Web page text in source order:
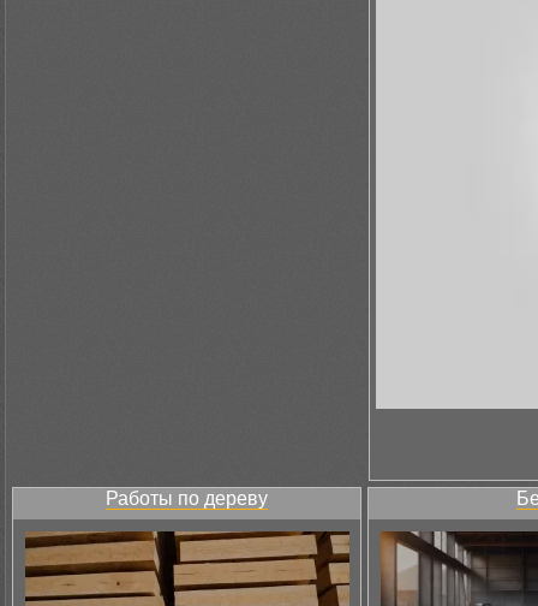
Работы по дереву